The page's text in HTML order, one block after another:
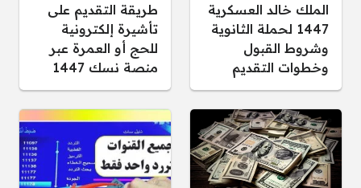
الملك خالد العسكرية
1447 لحملة الثانوية
وشروط القبول
وخطوات التقديم
طريقة التقديم على
تأشيرة إلكترونية
للحج أو العمرة عبر
منصة نسك 1447